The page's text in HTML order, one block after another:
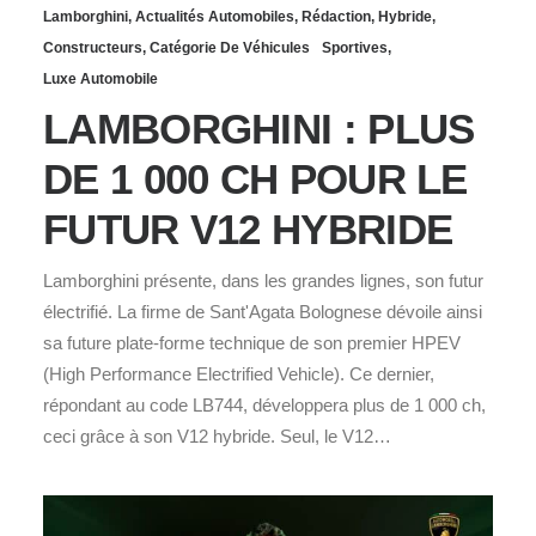
Lamborghini, Actualités Automobiles, Rédaction, Hybride,
Constructeurs, Catégorie De Véhicules Sportives,
Luxe Automobile
LAMBORGHINI : PLUS
DE 1 000 CH POUR LE
FUTUR V12 HYBRIDE
Lamborghini présente, dans les grandes lignes, son futur
électrifié. La firme de Sant'Agata Bolognese dévoile ainsi
sa future plate-forme technique de son premier HPEV
(High Performance Electrified Vehicle). Ce dernier,
répondant au code LB744, développera plus de 1 000 ch,
ceci grâce à son V12 hybride. Seul, le V12…